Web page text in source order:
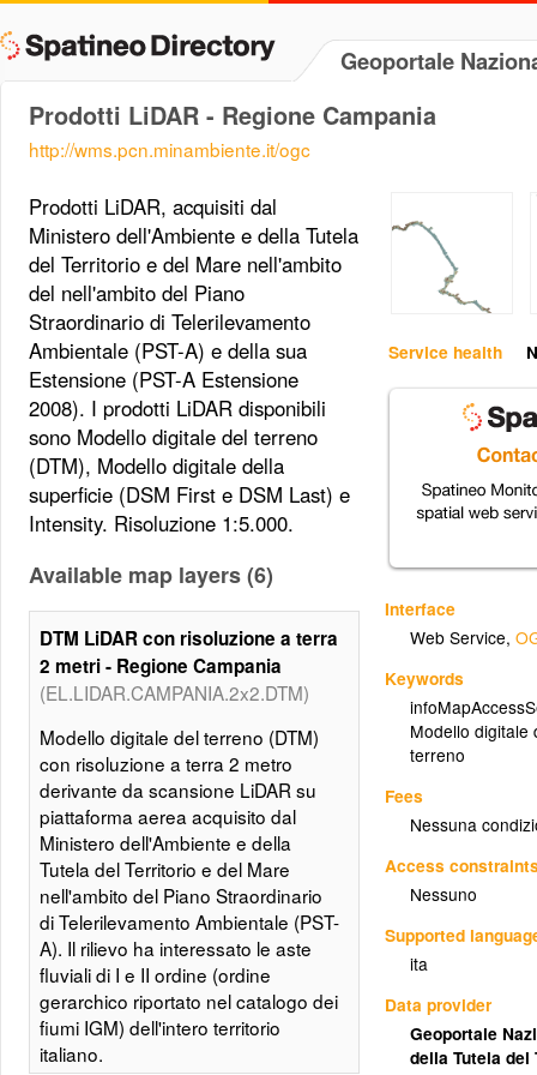
Geoportale
Prodotti LiDAR - Regione Campania
http://wms.pcn.minambiente.it/ogc
Service health
Interface
Web Service,
Keywords
Modello digitale
terreno
Fees
Nessuna
Access
Nessuno
Supported
ita
Data provider
Geoportale
della Tutela
Prodotti LiDAR, acquisiti dal
Ministero dell'Ambiente e della Tutela
del Territorio e del Mare nell'ambito
del nell'ambito del Piano
Straordinario di Telerilevamento
Ambientale (PST-A) e della sua
Estensione (PST-A Estensione
2008). I prodotti LiDAR disponibili
sono Modello digitale del terreno
(DTM), Modello digitale della
superficie (DSM First e DSM Last) e
Intensity. Risoluzione 1:5.000.
Available map layers (6)
DTM LiDAR con risoluzione a terra
2 metri - Regione Campania
(EL.LIDAR.CAMPANIA.2x2.DTM)
Modello digitale del terreno (DTM)
con risoluzione a terra 2 metro
derivante da scansione LiDAR su
piattaforma aerea acquisito dal
Ministero dell'Ambiente e della
Tutela del Territorio e del Mare
nell'ambito del Piano Straordinario
di Telerilevamento Ambientale (PST-
A). Il rilievo ha interessato le aste
fluviali di I e II ordine (ordine
gerarchico riportato nel catalogo dei
fiumi IGM) dell'intero territorio
italiano.